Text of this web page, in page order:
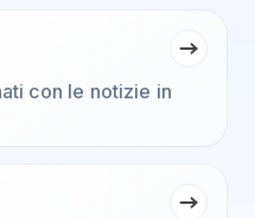
con le notizie in